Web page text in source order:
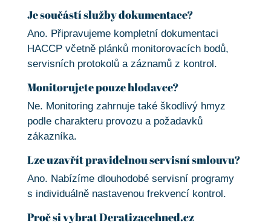
Je součástí služby dokumentace?
Ano. Připravujeme kompletní dokumentaci
HACCP včetně plánků monitorovacích bodů,
servisních protokolů a záznamů z kontrol.
Monitorujete pouze hlodavce?
Ne. Monitoring zahrnuje také škodlivý hmyz
podle charakteru provozu a požadavků
zákazníka.
Lze uzavřít pravidelnou servisní smlouvu?
Ano. Nabízíme dlouhodobé servisní programy
s individuálně nastavenou frekvencí kontrol.
Proč si vybrat Deratizacehned.cz